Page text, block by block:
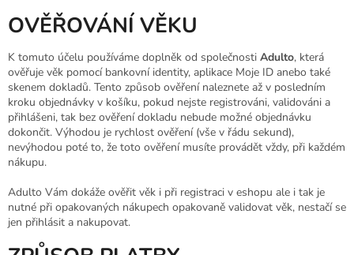
OVĚŘOVÁNÍ VĚKU
K tomuto účelu používáme doplněk od společnosti Adulto, která
ověřuje věk pomocí bankovní identity, aplikace Moje ID anebo také
skenem dokladů. Tento způsob ověření naleznete až v posledním
kroku objednávky v košíku, pokud nejste registrováni, validováni a
přihlášeni, tak bez ověření dokladu nebude možné objednávku
dokončit. Výhodou je rychlost ověření (vše v řádu sekund),
nevýhodou poté to, že toto ověření musíte provádět vždy, při každém
nákupu.
Adulto Vám dokáže ověřit věk i při registraci v eshopu ale i tak je
nutné při opakovaných nákupech opakovaně validovat věk, nestačí se
jen přihlásit a nakupovat.